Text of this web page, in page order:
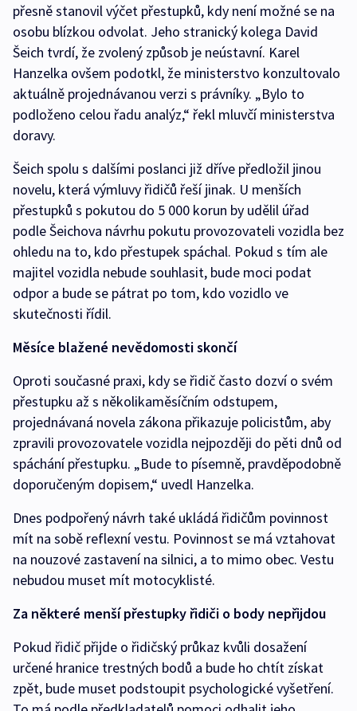
přesně stanovil výčet přestupků, kdy není možné se na
osobu blízkou odvolat. Jeho stranický kolega David
Šeich tvrdí, že zvolený způsob je neústavní. Karel
Hanzelka ovšem podotkl, že ministerstvo konzultovalo
aktuálně projednávanou verzi s právníky. „Bylo to
podloženo celou řadu analýz,“ řekl mluvčí ministerstva
doravy.
Šeich spolu s dalšími poslanci již dříve předložil jinou
novelu, která výmluvy řidičů řeší jinak. U menších
přestupků s pokutou do 5 000 korun by udělil úřad
podle Šeichova návrhu pokutu provozovateli vozidla bez
ohledu na to, kdo přestupek spáchal. Pokud s tím ale
majitel vozidla nebude souhlasit, bude moci podat
odpor a bude se pátrat po tom, kdo vozidlo ve
skutečnosti řídil.
Měsíce blažené nevědomosti skončí
Oproti současné praxi, kdy se řidič často dozví o svém
přestupku až s několikaměsíčním odstupem,
projednávaná novela zákona přikazuje policistům, aby
zpravili provozovatele vozidla nejpozději do pěti dnů od
spáchání přestupku. „Bude to písemně, pravděpodobně
doporučeným dopisem,“ uvedl Hanzelka.
Dnes podpořený návrh také ukládá řidičům povinnost
mít na sobě reflexní vestu. Povinnost se má vztahovat
na nouzové zastavení na silnici, a to mimo obec. Vestu
nebudou muset mít motocyklisté.
Za některé menší přestupky řidiči o body nepřijdou
Pokud řidič přijde o řidičský průkaz kvůli dosažení
určené hranice trestných bodů a bude ho chtít získat
zpět, bude muset podstoupit psychologické vyšetření.